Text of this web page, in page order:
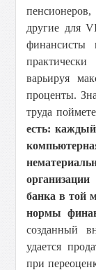
другие для
финансисты
варьируя
проценты.
труда
есть:
банка в той
нормы
созданный
удается
при